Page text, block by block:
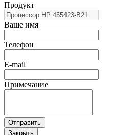
Продукт
Ваше имя
Телефон
E-mail
Примечание
Отправить
Закрыть